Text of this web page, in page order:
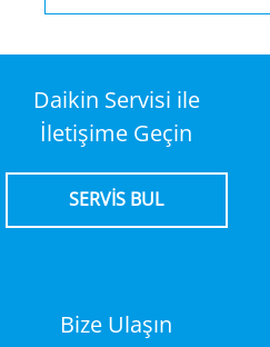
Daikin Servisi ile
İletişime Geçin
SERVİS BUL
Bize Ulaşın